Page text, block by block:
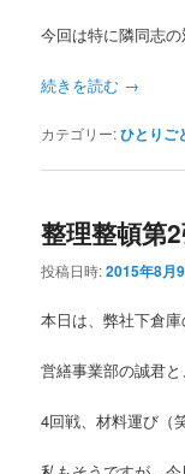
今回は特に隣同志
続きを読む →
カテゴリー:ひとりご
整理整頓第
投稿日時:2015年8月
本日は、弊社下倉庫
営繕事業部の誠君
4回戦、材料運び（